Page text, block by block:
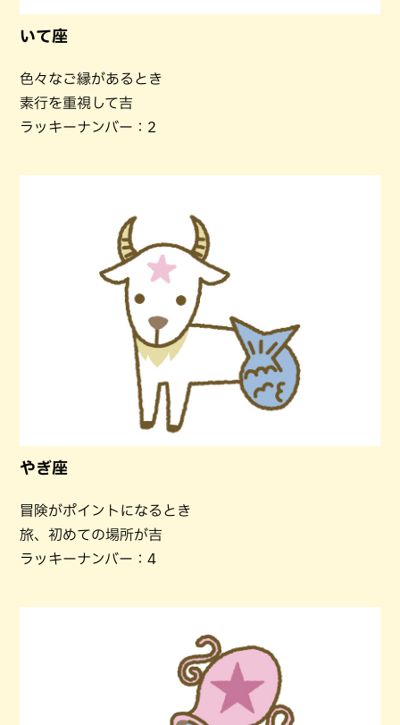
いて座
色々なご縁があるとき
素行を重視して吉
ラッキーナンバー：2
やぎ座
冒険がポイントになるとき
旅、初めての場所が吉
ラッキーナンバー：4